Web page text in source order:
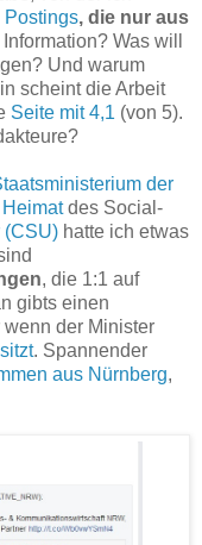
Postings, die nur aus
Was will
Und warum
scheint die Arbeit
Seite mit 4,1 (von 5).
der
des Social-
(CSU) hatte ich etwas
, die 1:1 auf
gibts einen
wenn der Minister
. Spannender
aus Nürnberg,